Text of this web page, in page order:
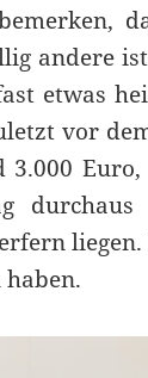
andere
etwas
vor
Euro,